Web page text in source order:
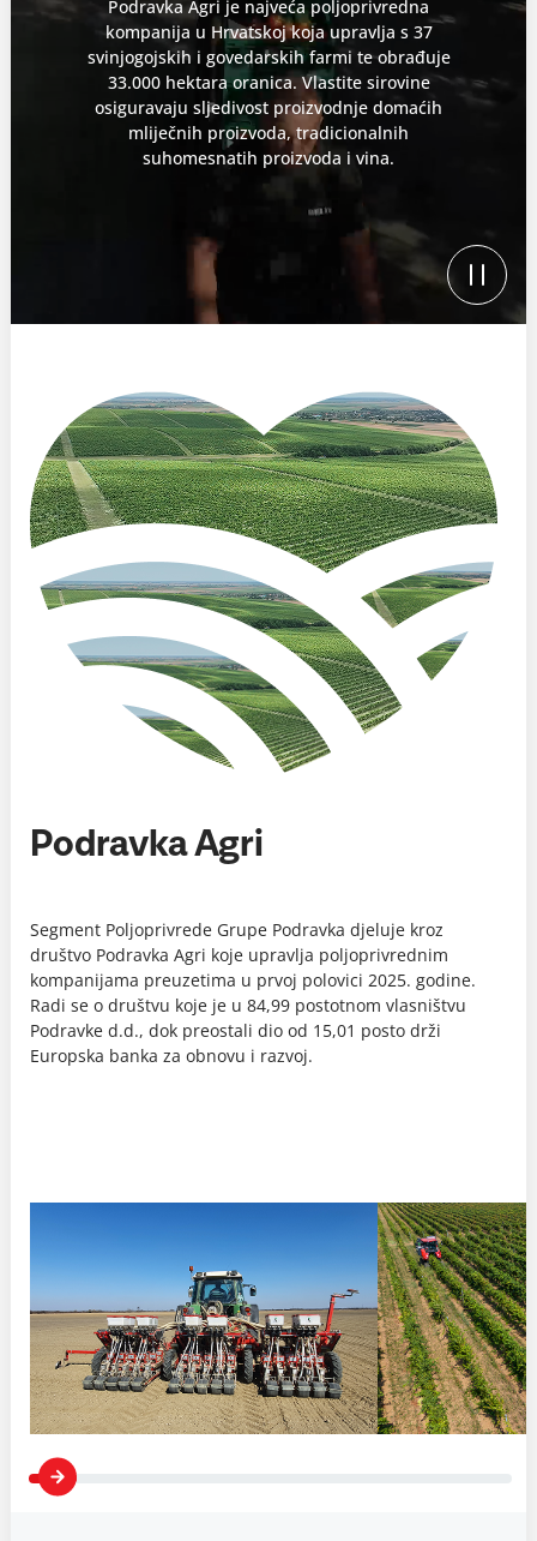
Podravka Agri je najveća poljoprivredna
kompanija u Hrvatskoj koja upravlja s 37
svinjogojskih i govedarskih farmi te obrađuje
33.000 hektara oranica. Vlastite sirovine
osiguravaju sljedivost proizvodnje domaćih
mliječnih proizvoda, tradicionalnih
suhomesnatih proizvoda i vina.
Podravka Agri
Segment Poljoprivrede Grupe Podravka djeluje kroz
društvo Podravka Agri koje upravlja poljoprivrednim
kompanijama preuzetima u prvoj polovici 2025. godine.
Radi se o društvu koje je u 84,99 postotnom vlasništvu
Podravke d.d., dok preostali dio od 15,01 posto drži
Europska banka za obnovu i razvoj.